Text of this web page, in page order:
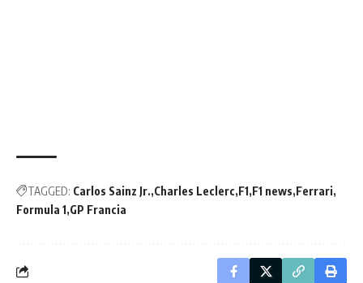
TAGGED: Carlos Sainz Jr. Charles Leclerc F1 F1 news Ferrari
Formula 1 GP Francia